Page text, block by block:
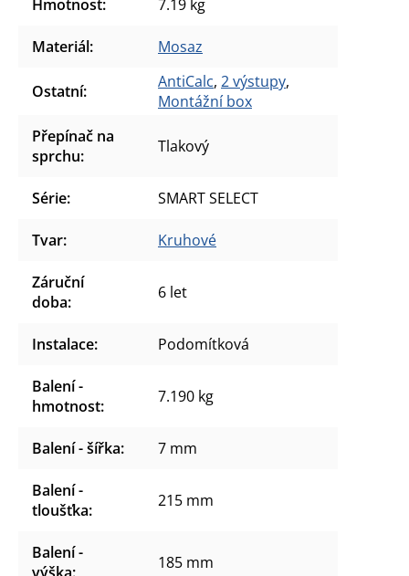
Hmotnost: 7.19 kg
Materiál: Mosaz
Ostatní: AntiCalc, 2 výstupy,
Montážní box
Přepínač na
sprchu: Tlakový
Série: SMART SELECT
Tvar: Kruhové
Záruční
doba: 6 let
Instalace: Podomítková
Balení -
hmotnost: 7.190 kg
Balení - šířka: 7 mm
Balení -
tloušťka: 215 mm
Balení -
výška: 185 mm